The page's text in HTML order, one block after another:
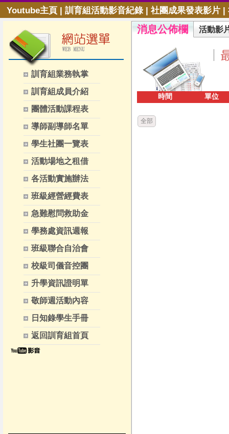
Youtube主頁 | 訓育組活動影音紀錄| 社團成果發表影片|
訓育組業務執掌
訓育組成員介紹
團體活動課程表
導師副導師名單
學生社團一覽表
活動場地之租借
各活動實施辦法
班級經營經費表
急難慰問救助金
學務處資訊週報
班級聯合自治會
校級司儀音控團
升學資訊證明單
敬師週活動內容
日知錄學生手冊
返回訓育組首頁
消息公佈欄 活動影
時間 單位
全部